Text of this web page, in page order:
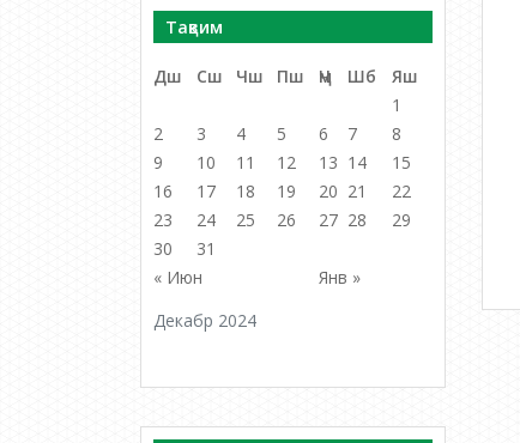
Тақвим
Декабр 2024
Дш Сш Чш Пш Ҷм Шб Яш
« Июн Янв »
1
2
3 4 5 6 7
8
9
10 11 12 13 14
15
16
17 18 19 20 21
22
23
24 25 26 27 28
29
30
31